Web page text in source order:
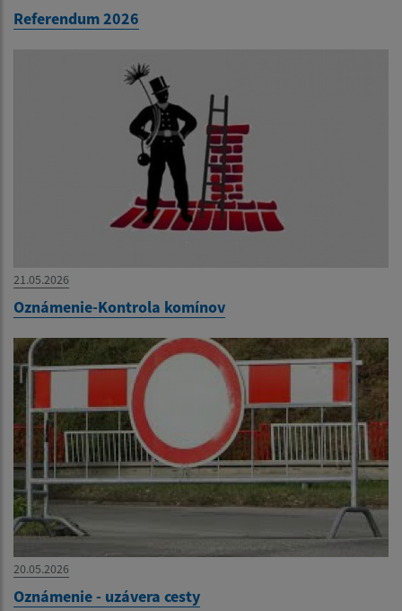
Referendum 2026
21.05.2026
Oznámenie-Kontrola komínov
20.05.2026
Oznámenie - uzávera cesty